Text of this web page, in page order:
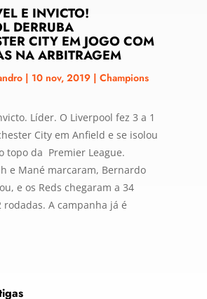
E INVICTO!
DERRUBA
CITY EM JOGO COM
NA ARBITRAGEM
| 10 nov, 2019| Champions
Líder. O Liverpool fez 3 a 1
City em Anfield e se isolou
topo da Premier League.
e Mané marcaram, Bernardo
e os Reds chegaram a 34
rodadas. A campanha já é